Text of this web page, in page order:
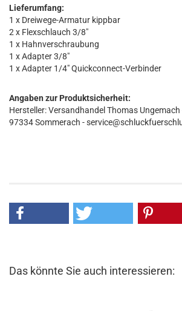
Lieferumfang:
1 x Dreiwege-Armatur kippbar
2 x Flexschlauch 3/8"
1 x Hahnverschraubung
1 x Adapter 3/8"
1 x Adapter 1/4" Quickconnect-Verbinder
Angaben zur Produktsicherheit:
Hersteller: Versandhandel Thomas Ungemach
97334 Sommerach -
Das könnte Sie auch interessieren: